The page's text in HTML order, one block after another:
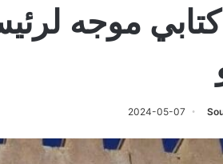
موجه
2024-05-07